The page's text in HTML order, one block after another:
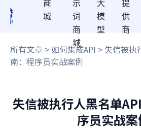
商
城
示
词
商
城
大
模
型
提
供
商
所有文章 >如何集成API > 失信被执
南：程序员实战案例
失信被执行人黑名单
序员实战案